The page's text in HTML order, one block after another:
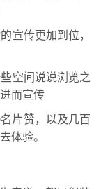
宣传更加到位，
空间说说浏览之
而宣传
片赞，以及几百
体验。